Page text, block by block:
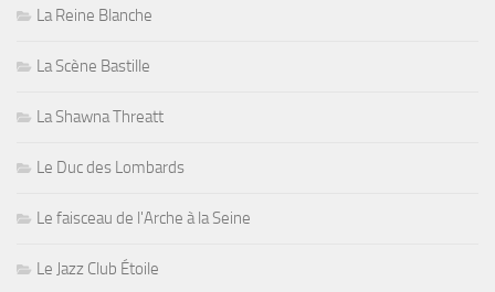
La Reine Blanche
La Scène Bastille
La Shawna Threatt
Le Duc des Lombards
Le faisceau de l'Arche à la Seine
Le Jazz Club Étoile